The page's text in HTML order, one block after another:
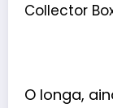
Collector
O longa,